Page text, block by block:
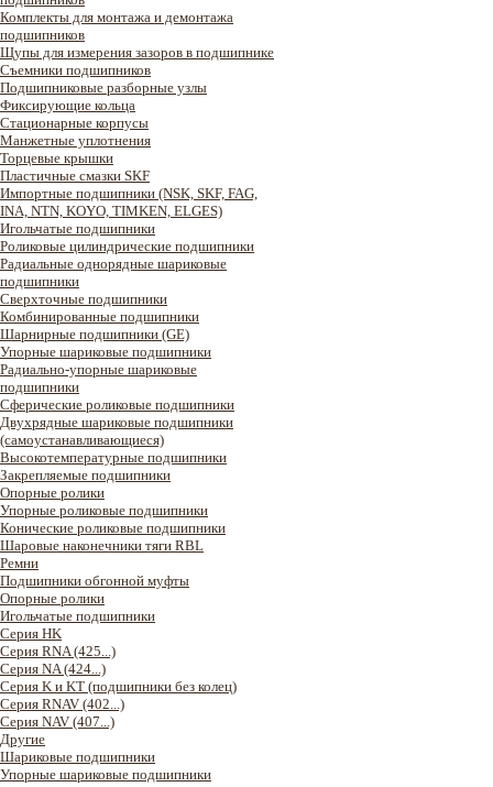
Комплекты для монтажа и демонтажа
подшипников
Щупы для измерения зазоров в подшипнике
Съемники подшипников
Подшипниковые разборные узлы
Фиксирующие кольца
Стационарные корпусы
Манжетные уплотнения
Торцевые крышки
Пластичные смазки SKF
Импортные подшипники (NSK, SKF, FAG,
INA, NTN, KOYO, TIMKEN, ELGES)
Игольчатые подшипники
Роликовые цилиндрические подшипники
Радиальные однорядные шариковые
подшипники
Сверхточные подшипники
Комбинированные подшипники
Шарнирные подшипники (GE)
Упорные шариковые подшипники
Радиально-упорные шариковые
подшипники
Сферические роликовые подшипники
Двухрядные шариковые подшипники
(самоустанавливающиеся)
Высокотемпературные подшипники
Закрепляемые подшипники
Опорные ролики
Упорные роликовые подшипники
Конические роликовые подшипники
Шаровые наконечники тяги RBL
Ремни
Подшипники обгонной муфты
Опорные ролики
Игольчатые подшипники
Серия HK
Серия RNA (425...)
Серия NA (424...)
Серия K и KT (подшипники без колец)
Серия RNAV (402...)
Серия NAV (407...)
Другие
Шариковые подшипники
Упорные шариковые подшипники